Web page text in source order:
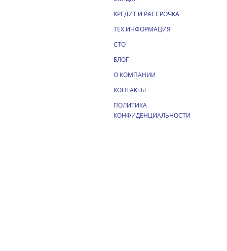
КРЕДИТ И РАССРОЧКА
ТЕХ.ИНФОРМАЦИЯ
СТО
БЛОГ
О КОМПАНИИ
КОНТАКТЫ
ПОЛИТИКА
КОНФИДЕНЦИАЛЬНОСТИ